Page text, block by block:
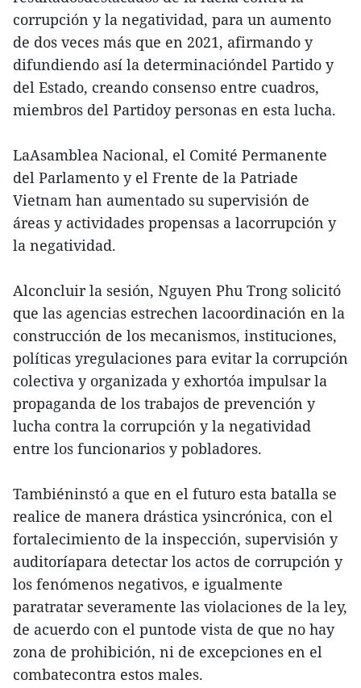
corrupción y la negatividad, para un aumento
de dos veces más que en 2021, afirmando y
difundiendo así la determinacióndel Partido y
del Estado, creando consenso entre cuadros,
miembros del Partidoy personas en esta lucha.
LaAsamblea Nacional, el Comité Permanente
del Parlamento y el Frente de la Patriade
Vietnam han aumentado su supervisión de
áreas y actividades propensas a lacorrupción y
la negatividad.
Alconcluir la sesión, Nguyen Phu Trong solicitó
que las agencias estrechen lacoordinación en la
construcción de los mecanismos, instituciones,
políticas yregulaciones para evitar la corrupción
colectiva y organizada y exhortóa impulsar la
propaganda de los trabajos de prevención y
lucha contra la corrupción y la negatividad
entre los funcionarios y pobladores.
Tambiéninstó a que en el futuro esta batalla se
realice de manera drástica ysincrónica, con el
fortalecimiento de la inspección, supervisión y
auditoríapara detectar los actos de corrupción y
los fenómenos negativos, e igualmente
paratratar severamente las violaciones de la ley,
de acuerdo con el puntode vista de que no hay
zona de prohibición, ni de excepciones en el
combatecontra estos males.